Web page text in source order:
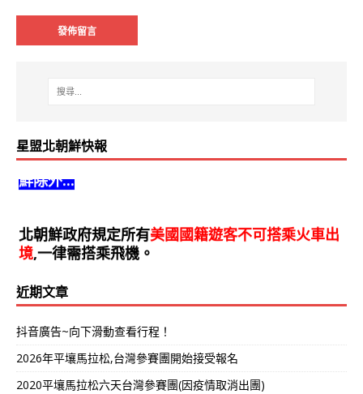
星盟北朝鮮快報
北朝鮮政府歡迎全球遊客前來北朝鮮旅遊,但是南朝
北朝鮮政府規定所有美國國籍遊客不可搭乘火車出
境,一律需搭乘飛機。
近期文章
抖音廣告~向下滑動查看行程！
2026年平壤馬拉松,台灣參賽團開始接受報名
2020平壤馬拉松六天台灣參賽團(因疫情取消出團)